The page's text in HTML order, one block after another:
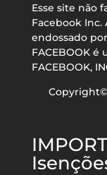
Esse site não
Facebook Inc.
endossado
FACEBOOK é
FACEBOOK,